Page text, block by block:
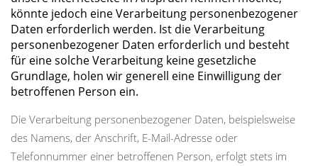
könnte jedoch eine Verarbeitung personenbezogener
Daten erforderlich werden. Ist die Verarbeitung
personenbezogener Daten erforderlich und besteht
für eine solche Verarbeitung keine gesetzliche
Grundlage, holen wir generell eine Einwilligung der
betroffenen Person ein.
Die Verarbeitung personenbezogener Daten, beispielsweise
des Namens, der Anschrift, E-Mail-Adresse oder
Telefonnummer einer betroffenen Person, erfolgt stets im